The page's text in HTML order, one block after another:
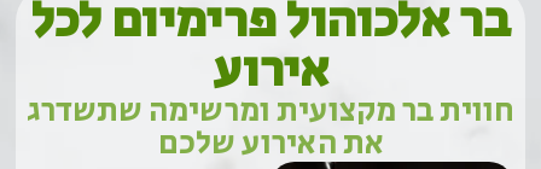
בר אלכוהול פרימיום לכל
אירוע
חווית בר מקצועית ומרשימה שתשדרג
את האירוע שלכם